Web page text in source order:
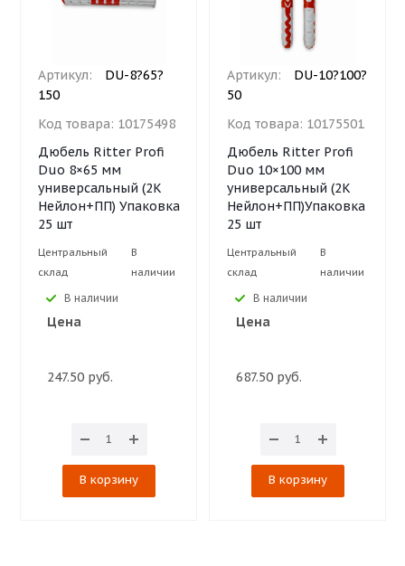
Артикул:
DU-8?65?
150
Код товара: 10175498
Дюбель Ritter Profi
Duo 8×65 мм
универсальный (2К
Нейлон+ПП) Упаковка
25 шт
Центральный
склад
В
наличии
В наличии
Цена
247.50 руб.
В корзину
Артикул:
DU-10?100?
50
Код товара: 10175501
Дюбель Ritter Profi
Duo 10×100 мм
универсальный (2К
Нейлон+ПП)Упаковка
25 шт
Центральный
склад
В
наличии
В наличии
Цена
687.50 руб.
В корзину